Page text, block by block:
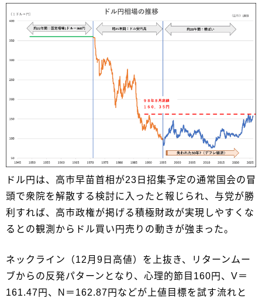
ドル円は、高市早苗首相が23日招集予定の通常国会の冒
頭で衆院を解散する検討に入ったと報じられ、与党が勝
利すれば、高市政権が掲げる積極財政が実現しやすくな
るとの観測からドル買い円売りの動きが強まった。
ネックライン（12月9日高値）を上抜き、リターンムー
ブからの反発パターンとなり、心理的節目160円、V＝
161.47円、N＝162.87円などが上値目標を試す流れと